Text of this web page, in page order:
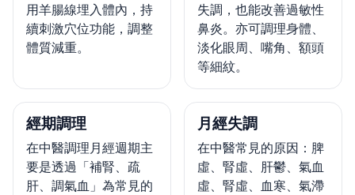
用羊腸線埋入體內，持
續刺激穴位功能，調整
體質減重。
失調，也能改善過敏性
鼻炎。亦可調理身體、
淡化眼周、嘴角、額頭
等細紋。
經期調理
在中醫調理月經週期主
要是透過「補腎、疏
肝、調氣血」為常見的
月經失調
在中醫常見的原因：脾
虛、腎虛、肝鬱、氣血
虛、腎虛、血寒、氣滯